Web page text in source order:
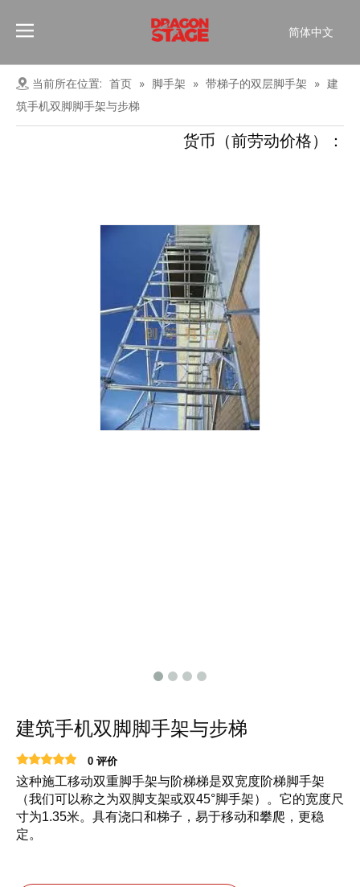
简体中文
Pусский
Français
العربية
当前所在位置: 首页 » 脚手架 » 带梯子的双层脚手架 » 建
筑手机双脚脚手架与步梯
货币（前劳动价格）：
建筑手机双脚脚手架与步梯
0 评价
这种施工移动双重脚手架与阶梯梯是双宽度阶梯脚手架
（我们可以称之为双脚支架或双45°脚手架）。它的宽度尺
寸为1.35米。具有浇口和梯子，易于移动和攀爬，更稳
定。